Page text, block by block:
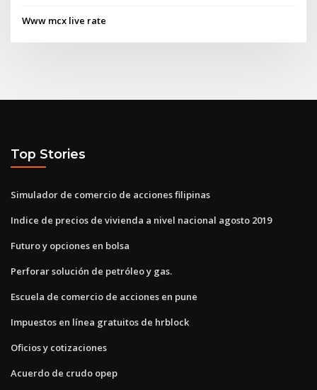
Www mcx live rate
Top Stories
Simulador de comercio de acciones filipinas
Indice de precios de vivienda a nivel nacional agosto 2019
Futuro y opciones en bolsa
Perforar solución de petróleo y gas.
Escuela de comercio de acciones en pune
Impuestos en línea gratuitos de hrblock
Oficios y cotizaciones
Acuerdo de crudo opep